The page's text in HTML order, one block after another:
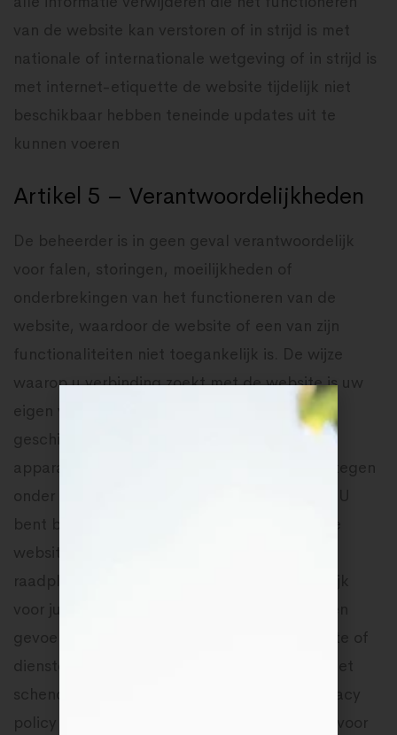
van de website kan verstoren of in strijd is met
nationale of internationale wetgeving of in strijd is
met internet-etiquette de website tijdelijk niet
beschikbaar hebben teneinde updates uit te
kunnen voeren
Artikel 5 – Verantwoordelijkheden
De beheerder is in geen geval verantwoordelijk
voor falen, storingen, moeilijkheden of
onderbrekingen van het functioneren van de
website, waardoor de website of een van zijn
functionaliteiten niet toegankelijk is. De wijze
waarop u verbinding zoekt met de website is uw
eigen verantwoordelijkheid. U dient zelf alle
geschikte maatregelen te treffen om uw
apparatuur en uw gegevens te beschermen tegen
onder andere virusaanvallen op het internet. U
bent bovendien zelf verantwoordelijk voor de
websites en de gegevens die u op internet
raadpleegt. De beheerder is niet aansprakelijk
voor juridische procedures die tegen u worden
gevoerd: vanwege het gebruik van de website of
diensten toegankelijk via internet vanwege het
schenden van de voorwaarden van deze privacy
policy De beheerder is niet verantwoordelijk voor